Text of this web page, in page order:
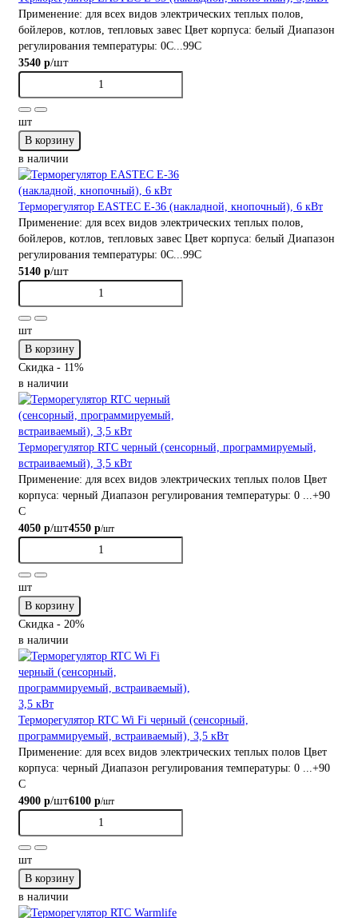
Применение: для всех видов электрических теплых полов,
бойлеров, котлов, тепловых завес Цвет корпуса: белый Диапазон
регулирования температуры: 0С...99С
3540 р/шт
шт
В корзину
в наличии
Терморегулятор EASTEC Е-36 (накладной, кнопочный), 6 кВт
Применение: для всех видов электрических теплых полов,
бойлеров, котлов, тепловых завес Цвет корпуса: белый Диапазон
регулирования температуры: 0С...99С
5140 р/шт
шт
В корзину
Скидка - 11%
в наличии
Терморегулятор RTC черный (сенсорный, программируемый,
встраиваемый), 3,5 кВт
Применение: для всех видов электрических теплых полов Цвет
корпуса: черный Диапазон регулирования температуры: 0 ...+90
С
4050 р/шт4550 р/шт
шт
В корзину
Скидка - 20%
в наличии
Терморегулятор RTC Wi Fi черный (сенсорный,
программируемый, встраиваемый), 3,5 кВт
Применение: для всех видов электрических теплых полов Цвет
корпуса: черный Диапазон регулирования температуры: 0 ...+90
С
4900 р/шт6100 р/шт
шт
В корзину
в наличии